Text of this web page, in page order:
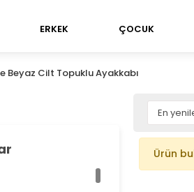
ERKEK ÇOCUK
Beyaz Cilt Topuklu Ayakkabı
Ürün